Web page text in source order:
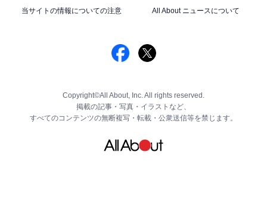
当サイトの情報についての注意
All About ニュースについて
Copyright©All About, Inc. All rights reserved.
掲載の記事・写真・イラストなど、
すべてのコンテンツの無断複写・転載・公衆送信等を禁じます。